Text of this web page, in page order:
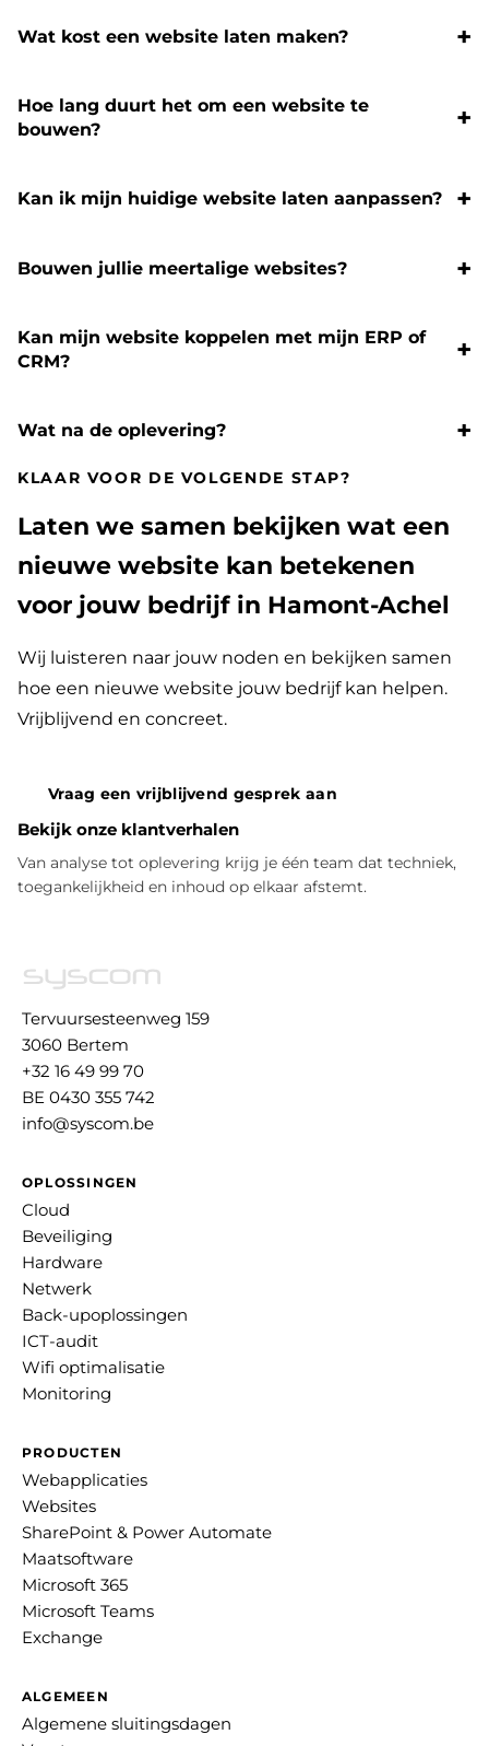
Wat kost een website laten maken?
Hoe lang duurt het om een website te
bouwen?
Kan ik mijn huidige website laten aanpassen?
Bouwen jullie meertalige websites?
Kan mijn website koppelen met mijn ERP of
CRM?
Wat na de oplevering?
KLAAR VOOR DE VOLGENDE STAP?
Laten we samen bekijken wat een
nieuwe website kan betekenen
voor jouw bedrijf in Hamont-Achel
Wij luisteren naar jouw noden en bekijken samen
hoe een nieuwe website jouw bedrijf kan helpen.
Vrijblijvend en concreet.
Vraag een vrijblijvend gesprek aan
Bekijk onze klantverhalen
Van analyse tot oplevering krijg je één team dat techniek,
toegankelijkheid en inhoud op elkaar afstemt.
Tervuursesteenweg 159
3060 Bertem
+32 16 49 99 70
BE 0430 355 742
info@syscom.be
OPLOSSINGEN
Cloud
Beveiliging
Hardware
Netwerk
Back-upoplossingen
ICT-audit
Wifi optimalisatie
Monitoring
PRODUCTEN
Webapplicaties
Websites
SharePoint & Power Automate
Maatsoftware
Microsoft 365
Microsoft Teams
Exchange
ALGEMEEN
Algemene sluitingsdagen